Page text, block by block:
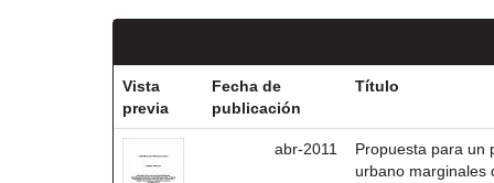
Vista
previa
Fecha de
publicación
Título
abr-2011
Propuesta para un
urbano marginales